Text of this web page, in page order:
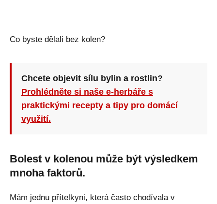
Co byste dělali bez kolen?
Chcete objevit sílu bylin a rostlin?
Prohlédněte si naše e-herbáře s
praktickými recepty a tipy pro domácí
využití.
Bolest v kolenou může být výsledkem
mnoha faktorů.
Mám jednu přítelkyni, která často chodívala v